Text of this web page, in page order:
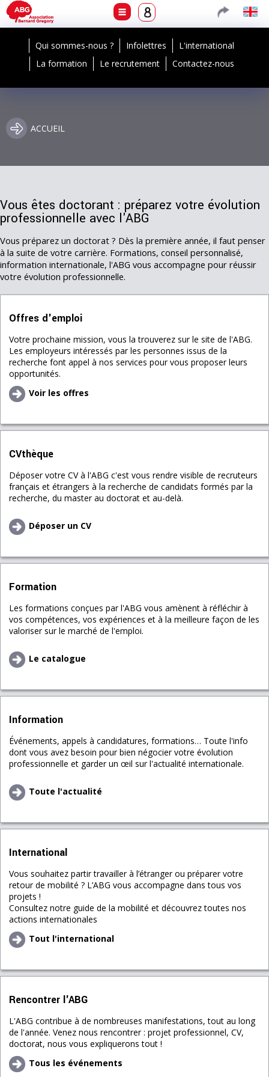
Qui sommes-nous ? Infolettres
L'international
La formation
Le recrutement Contactez-nous
ACCUEIL
Vous êtes doctorant : préparez votre évolution
professionnelle avec l'ABG
Vous préparez un doctorat ? Dès la première année, il faut penser
à la suite de votre carrière. Formations, conseil personnalisé,
information internationale, l'ABG vous accompagne pour réussir
votre évolution professionnelle.
Offres d'emploi
Votre prochaine mission, vous la trouverez sur le site de l'ABG.
Les employeurs intéressés par les personnes issus de la
recherche font appel à nos services pour vous proposer leurs
opportunités.
Voir les offres
CVthèque
Déposer votre CV à l'ABG c'est vous rendre visible de recruteurs
français et étrangers à la recherche de candidats formés par la
recherche, du master au doctorat et au-delà.
Déposer un CV
Formation
Les formations conçues par l'ABG vous amènent à réfléchir à
vos compétences, vos expériences et à la meilleure façon de les
valoriser sur le marché de l'emploi.
Le catalogue
Information
Événements, appels à candidatures, formations… Toute l'info
dont vous avez besoin pour bien négocier votre évolution
professionnelle et garder un œil sur l'actualité internationale.
Toute l'actualité
International
Vous souhaitez partir travailler à l’étranger ou préparer votre
retour de mobilité ? L’ABG vous accompagne dans tous vos
projets !
Consultez notre guide de la mobilité et découvrez toutes nos
actions internationales
Tout l'international
Rencontrer l'ABG
L'ABG contribue à de nombreuses manifestations, tout au long
de l'année. Venez nous rencontrer : projet professionnel, CV,
doctorat, nous vous expliquerons tout !
Tous les événements